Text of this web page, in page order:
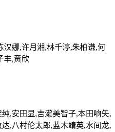
汉娜,许月湘,林千渟,朱柏谦,何
丰,黃欣
,安田显,吉濑美智子,本田响矢,
,八村伦太郎,蓝木靖英,水间龙,